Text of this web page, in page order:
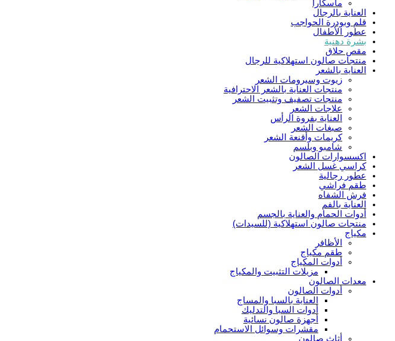
ماسكارا
العناية بالرجال
قلم وبودرة الحواجب
عطور الأطفال
بشرة دهنية
مقص حلاق
منتجات صالون استهلاكية للرجال
العناية بالشعر
زيوت وسيرومات الشعر
منتجات العناية بالشعر الاحترافية
منتجات تصفيف وتثبيت الشعر
علاجات الشعر
العناية بفروة الرأس
صبغات الشعر
كريمات وأقنعة الشعر
شامبو وبلسم
اكسسوارات الصالون
كراسي غسل الشعر
عطور رجالية
طقم فراشي
فرش الشفاه
العناية بالفم
أدوات الحمام والعناية بالجسم
منتجات صالون استهلاكية (للسيدات)
مكياج
الأظافر
طقم مكياج
أدوات المكياج
مزيلات التثبيت والمكياج
معدات الصالون
أدوات الصالون
العناية بالسبا والمساج
أدوات السبا والتدليك
أجهزة صالون نسائية
مقشرات وسوائل الاستحمام
أثاث صالون